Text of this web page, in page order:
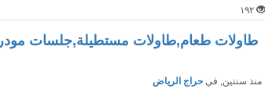
١٩٢
طاولات طعام,طاولات مستطيلة,جلسات
منذ سنتين, فيحراج الرياض